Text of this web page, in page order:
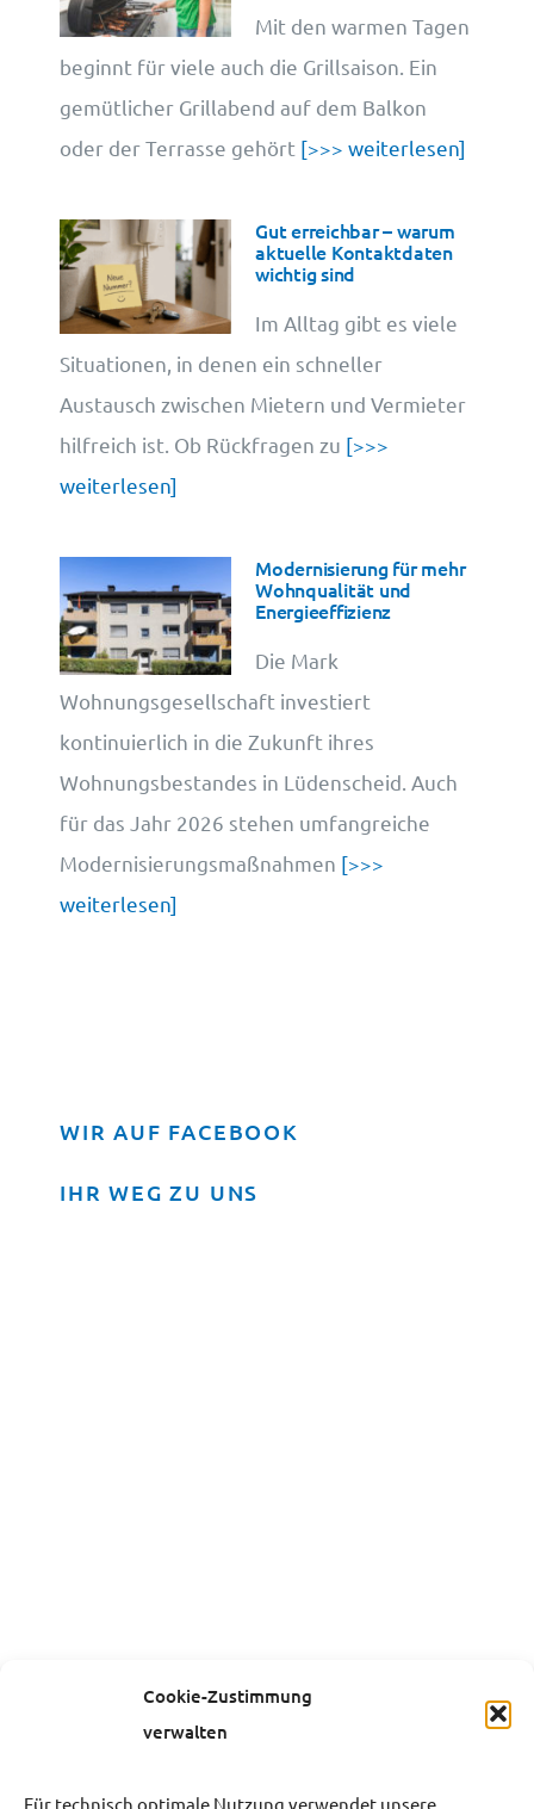
Cookie-Zustimmung
verwalten
Für technisch optimale Nutzung verwendet unsere
Mit den warmen Tagen
beginnt für viele auch die Grillsaison. Ein
gemütlicher Grillabend auf dem Balkon
oder der Terrasse gehört [>>> weiterlesen]
Gut erreichbar – warum
aktuelle Kontaktdaten
wichtig sind
Im Alltag gibt es viele
Situationen, in denen ein schneller
Austausch zwischen Mietern und Vermieter
hilfreich ist. Ob Rückfragen zu [>>>
weiterlesen]
Modernisierung für mehr
Wohnqualität und
Energieeffizienz
Die Mark
Wohnungsgesellschaft investiert
kontinuierlich in die Zukunft ihres
Wohnungsbestandes in Lüdenscheid. Auch
für das Jahr 2026 stehen umfangreiche
Modernisierungsmaßnahmen [>>>
weiterlesen]
WIR AUF FACEBOOK
IHR WEG ZU UNS